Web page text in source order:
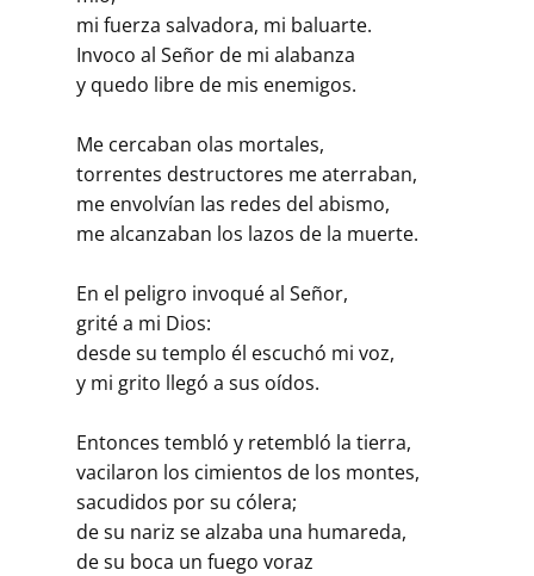
mi fuerza salvadora, mi baluarte.
Invoco al Señor de mi alabanza
y quedo libre de mis enemigos.
Me cercaban olas mortales,
torrentes destructores me aterraban,
me envolvían las redes del abismo,
me alcanzaban los lazos de la muerte.
En el peligro invoqué al Señor,
grité a mi Dios:
desde su templo él escuchó mi voz,
y mi grito llegó a sus oídos.
Entonces tembló y retembló la tierra,
vacilaron los cimientos de los montes,
sacudidos por su cólera;
de su nariz se alzaba una humareda,
de su boca un fuego voraz